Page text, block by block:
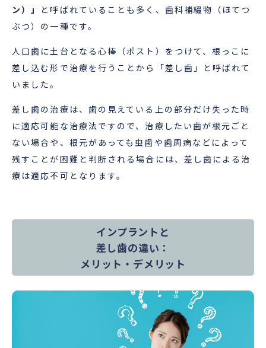
ン）」 と呼ばれていることも多く、歯科補綴物（ほてつ
ぶつ）の一種です。
人口歯に土台となる心棒（ポスト）をつけて、根っこに
差し込む形で治療を行うことから「差し歯」と呼ばれて
いました。
差し歯の治療は、歯の見えている上の部分だけ失った時
に適応可能な治療法ですので、治療したい歯が根元ごと
ない場合や、根元があっても虫歯や歯周病などによって
残すことが困難と判断される場合には、差し歯による治
療は適応不可となります。
インプラントと
差し歯の違い：
メリット・デメリット